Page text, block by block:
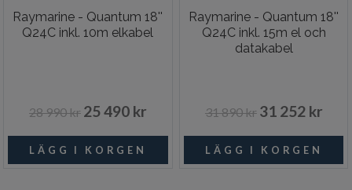
Raymarine - Quantum 18''
Q24C inkl. 10m elkabel
28 990 kr 25 490 kr
Raymarine - Quantum 18''
Q24C inkl. 15m el och
datakabel
31 890 kr 31 252 kr